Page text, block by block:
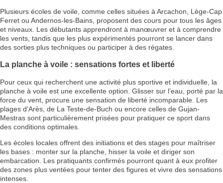
Plusieurs écoles de voile, comme celles situées à Arcachon, Lège-Cap
Ferret ou Andernos-les-Bains, proposent des cours pour tous les âges
et niveaux. Les débutants apprendront à manœuvrer et à comprendre
les vents, tandis que les plus expérimentés pourront se lancer dans
des sorties plus techniques ou participer à des régates.
La planche à voile : sensations fortes et liberté
Pour ceux qui recherchent une activité plus sportive et individuelle, la
planche à voile est une excellente option. Glisser sur l’eau, porté par la
force du vent, procure une sensation de liberté incomparable. Les
plages d’Arès, de La Teste-de-Buch ou encore celles de Gujan-
Mestras sont particulièrement prisées pour pratiquer ce sport dans
des conditions optimales.
Les écoles locales offrent des initiations et des stages pour maîtriser
les bases : monter sur la planche, hisser la voile et diriger son
embarcation. Les pratiquants confirmés pourront quant à eux profiter
des zones plus ventées pour tenter des figures et vivre des sensations
intenses.